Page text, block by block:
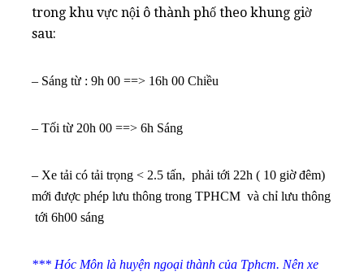
trong khu vực nội ô thành phố theo khung giờ
sau:
– Sáng từ : 9h 00 ==> 16h 00 Chiều
– Tối từ 20h 00 ==> 6h Sáng
– Xe tải có tải trọng < 2.5 tấn, phải tới 22h ( 10 giờ đêm)
mới được phép lưu thông trong TPHCM và chỉ lưu thông
tới 6h00 sáng
*** Hóc Môn là huyện ngoại thành của Tphcm. Nên xe